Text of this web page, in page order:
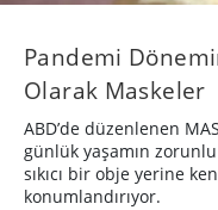
Pandemi
Olarak Maskeler
ABD’de düzenlenen
günlük yaşamın
sıkıcı bir obje yerine
konumlandırıyor.